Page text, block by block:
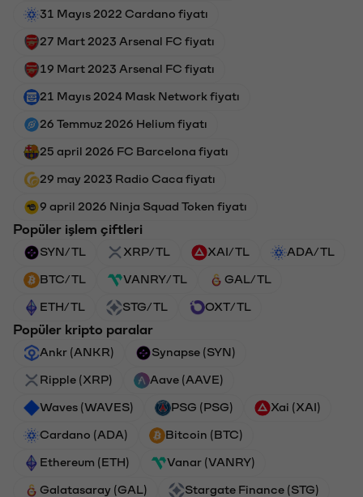
31 Mayıs 2022 Cardano fiyatı
27 Mart 2023 Arsenal FC fiyatı
19 Mart 2023 Arsenal FC fiyatı
21 Mayıs 2024 Mask Network fiyatı
26 Temmuz 2026 Helium fiyatı
25 april 2026 FC Barcelona fiyatı
29 may 2023 Radio Caca fiyatı
9 april 2026 Ninja Squad Token fiyatı
Popüler işlem çiftleri
SYN/TL XRP/TL XAI/TL ADA/TL
BTC/TL VANRY/TL GAL/TL
ETH/TL STG/TL OXT/TL
Popüler kripto paralar
Ankr (ANKR) Synapse (SYN)
Ripple (XRP) Aave (AAVE)
Waves (WAVES) PSG (PSG) Xai (XAI)
Cardano (ADA) Bitcoin (BTC)
Ethereum (ETH) Vanar (VANRY)
Galatasaray (GAL) Stargate Finance (STG)